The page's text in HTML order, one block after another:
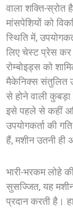
वाला शक्ति-
मांसपेशियों को
स्थिति में,
लिए चेस्ट प्रेस
रोम्बोइड्स को
मैकेनिक्स संतुलित
से होने वाली कुबड़ा
इसे पहले से कहीं
उपयोगकर्ता की
हैं, मशीन उतनी ही
भारी-भरकम लोहे
सुसज्जित, यह
प्रदान करती है।